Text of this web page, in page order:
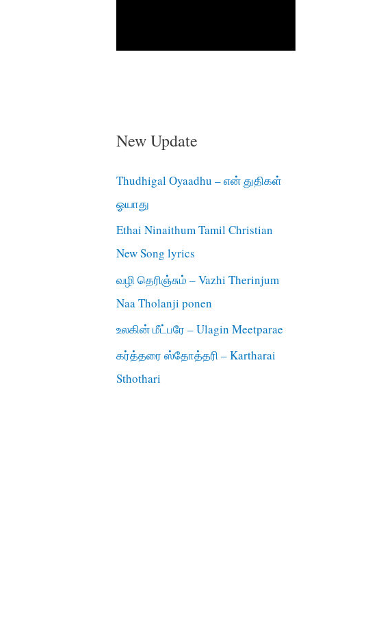
New Update
Thudhigal Oyaadhu – என் துதிகள்
ஓயாது
Ethai Ninaithum Tamil Christian
New Song lyrics
வழி தெரிஞ்சும் – Vazhi Therinjum
Naa Tholanji ponen
உலகின் மீட்பரே – Ulagin Meetparae
கர்த்தரை ஸ்தோத்தரி – Kartharai
Sthothari